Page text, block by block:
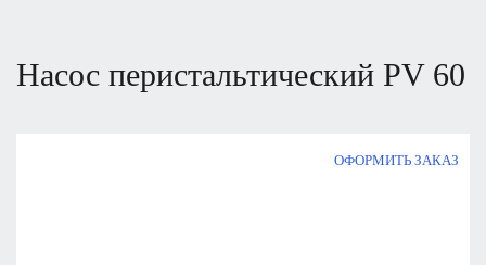
насос перистальтический PV 60
ОФОРМИТЬ ЗАКАЗ